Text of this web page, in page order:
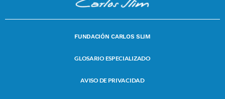
FUNDACIÓN CARLOS SLIM
GLOSARIO ESPECIALIZADO
AVISO DE PRIVACIDAD